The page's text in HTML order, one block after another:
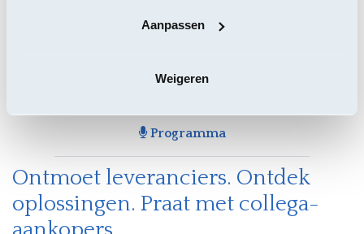
Aanpassen
Weigeren
Programma
Ontmoet leveranciers. Ontdek
oplossingen. Praat met collega-